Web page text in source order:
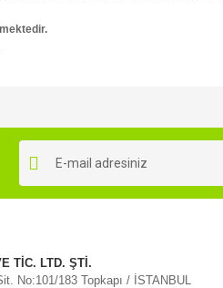
TİC. LTD. ŞTİ.
No:101/183 Topkapı / İSTANBUL